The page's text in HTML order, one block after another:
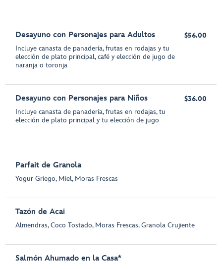
Desayuno con Personajes para Adultos
Incluye canasta de panadería, frutas en rodajas y tu
elección de plato principal, café y elección de jugo de
naranja o toronja
$56.00
Desayuno con Personajes para Niños
Incluye canasta de panadería, frutas en rodajas, tu
elección de plato principal y tu elección de jugo
$36.00
Parfait de Granola
Yogur Griego, Miel, Moras Frescas
Tazón de Acai
Almendras, Coco Tostado, Moras Frescas, Granola Crujiente
Salmón Ahumado en la Casa*